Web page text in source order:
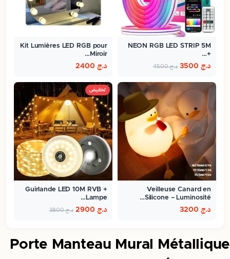
NEON RGB LED STRIP 5M
+…
د.ج د.ج4500
Kit Lumières LED RGB pour
Miroir…
د.ج
Veilleuse Canard en
Silicone – Luminosité…
د.ج
تخفيض
Guirlande LED 10M RVB +
Lampe…
د.ج د.ج3800
Porte Manteau Mural Métallique